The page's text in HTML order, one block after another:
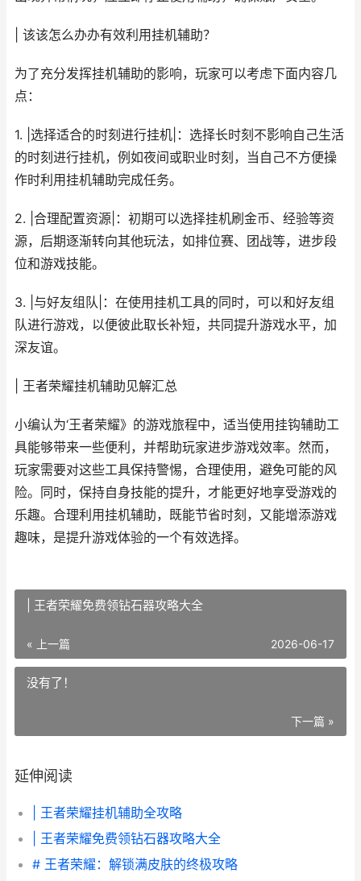
| 该该怎么办办有效利用挂机辅助？
为了充分发挥挂机辅助的影响，玩家可以考虑下面内容几
点：
1. |选择适合的时刻进行挂机|：选择长时刻不影响自己生活
的时刻进行挂机，例如夜间或职业时刻，当自己不方便操
作时利用挂机辅助完成任务。
2. |合理配置资源|：初期可以选择挂机刷金币、经验等资
源，后期逐渐转向其他玩法，如排位赛、团战等，进步段
位和游戏技能。
3. |与好友组队|：在使用挂机工具的同时，可以和好友组
队进行游戏，以便彼此取长补短，共同提升游戏水平，加
深友谊。
| 王者荣耀挂机辅助见解汇总
小编认为‘王者荣耀》的游戏旅程中，适当使用挂钩辅助工
具能够带来一些便利，并帮助玩家进步游戏效率。然而，
玩家需要对这些工具保持警惕，合理使用，避免可能的风
险。同时，保持自身技能的提升，才能更好地享受游戏的
乐趣。合理利用挂机辅助，既能节省时刻，又能增添游戏
趣味，是提升游戏体验的一个有效选择。
| 王者荣耀免费领钻石器攻略大全
« 上一篇 2026-06-17
没有了！
下一篇 »
延伸阅读
| 王者荣耀挂机辅助全攻略
| 王者荣耀免费领钻石器攻略大全
# 王者荣耀：解锁满皮肤的终极攻略